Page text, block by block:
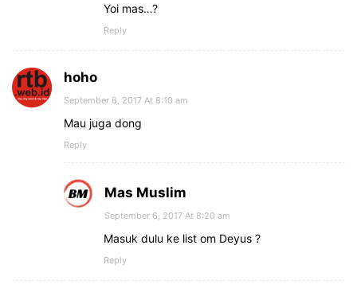
Yoi mas…?
Reply
hoho
September 6, 2017 At 8:10 am
Mau juga dong
Reply
Mas Muslim
September 6, 2017 At 8:20 am
Masuk dulu ke list om Deyus ?
Reply